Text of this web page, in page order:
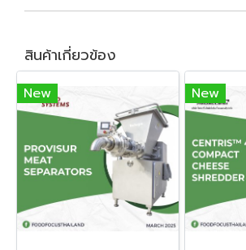
สินค้าเกี่ยวข้อง
New New